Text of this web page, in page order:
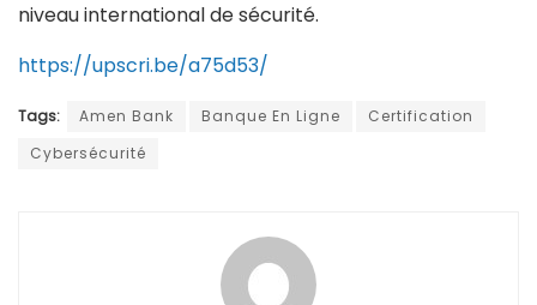
niveau international de sécurité.
https://upscri.be/a75d53/
Tags: Amen Bank Banque En Ligne
Certification
Cybersécurité